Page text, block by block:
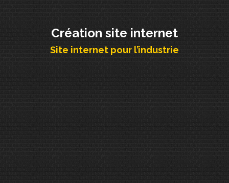
Création site internet
Site internet pour l’industrie